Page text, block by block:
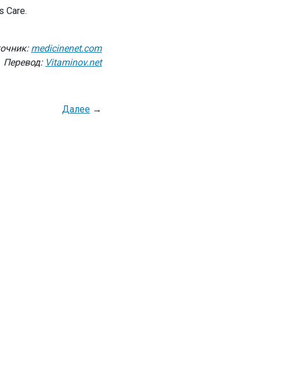
Care.
medicinenet.com
Перевод: Vitaminov.net
Далее→